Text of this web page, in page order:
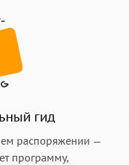
гид
распоряжении —
программу,